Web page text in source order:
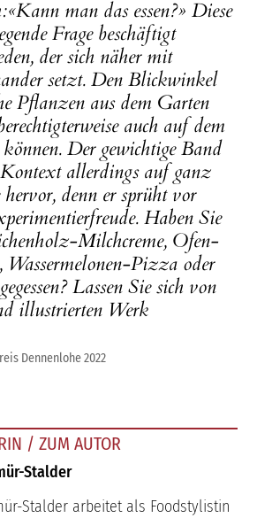
man das essen?» Diese
Frage beschäftigt
der sich näher mit
setzt. Den Blickwinkel
Pflanzen aus dem Garten
auch auf dem
Der gewichtige Band
allerdings auf ganz
hervor, denn er sprüht vor
Haben Sie
Milchcreme, Ofen-
Wassermelonen-Pizza oder
Lassen Sie sich von
illustrierten Werk
Dennenlohe 2022
/ ZUM AUTOR
Stalder
Stalder arbeitet als Foodstylistin